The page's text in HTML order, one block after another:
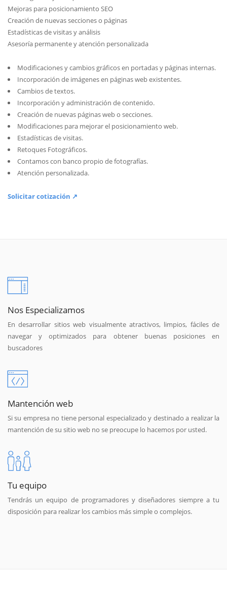
Mejoras para posicionamiento SEO
Creación de nuevas secciones o páginas
Estadísticas de visitas y análisis
Asesoría permanente y atención personalizada
Modificaciones y cambios gráficos en portadas y páginas internas.
Incorporación de imágenes en páginas web existentes.
Cambios de textos.
Incorporación y administración de contenido.
Creación de nuevas páginas web o secciones.
Modificaciones para mejorar el posicionamiento web.
Estadísticas de visitas.
Retoques Fotográficos.
Contamos con banco propio de fotografías.
Atención personalizada.
Solicitar cotización ↗
Nos Especializamos
En desarrollar sitios web visualmente atractivos, limpios, fáciles de
navegar y optimizados para obtener buenas posiciones en
buscadores
Mantención web
Si su empresa no tiene personal especializado y destinado a realizar la
mantención de su sitio web no se preocupe lo hacemos por usted.
Tu equipo
Tendrás un equipo de programadores y diseñadores siempre a tu
disposición para realizar los cambios más simple o complejos.